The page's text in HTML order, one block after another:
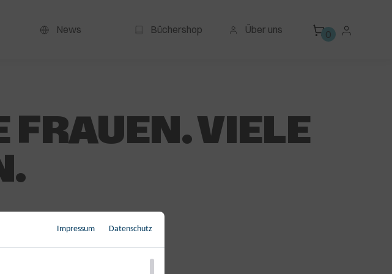
News Büchershop Über uns 0
FRAUEN. VIELE
Impressum Datenschutz